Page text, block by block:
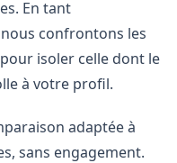
En tant
confrontons les
isoler celle dont le
à votre profil.
adaptée à
sans engagement.